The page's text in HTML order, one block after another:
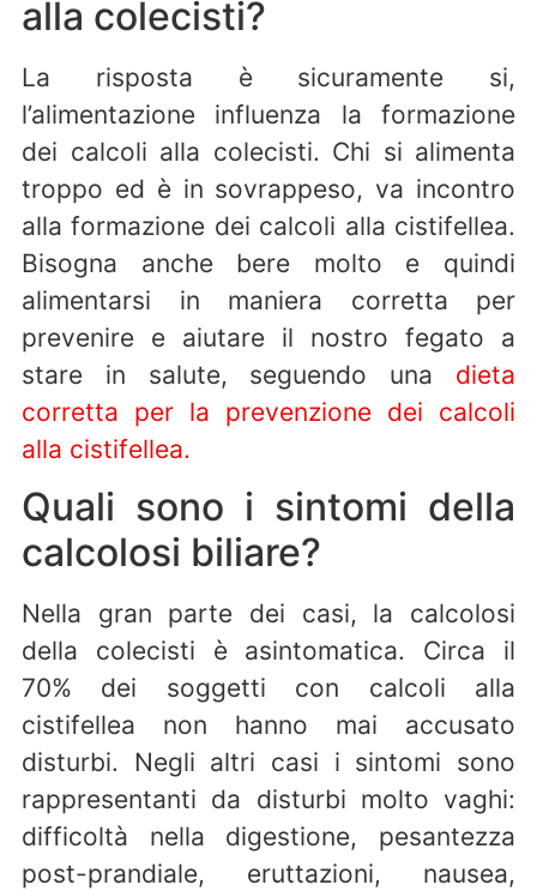
alla colecisti?
La risposta è sicuramente si,
l’alimentazione influenza la formazione
dei calcoli alla colecisti. Chi si alimenta
troppo ed è in sovrappeso, va incontro
alla formazione dei calcoli alla cistifellea.
Bisogna anche bere molto e quindi
alimentarsi in maniera corretta per
prevenire e aiutare il nostro fegato a
stare in salute, seguendo una dieta
corretta per la prevenzione dei calcoli
alla cistifellea.
Quali sono i sintomi della
calcolosi biliare?
Nella gran parte dei casi, la calcolosi
della colecisti è asintomatica. Circa il
70% dei soggetti con calcoli alla
cistifellea non hanno mai accusato
disturbi. Negli altri casi i sintomi sono
rappresentanti da disturbi molto vaghi:
difficoltà nella digestione, pesantezza
post-prandiale, eruttazioni, nausea,